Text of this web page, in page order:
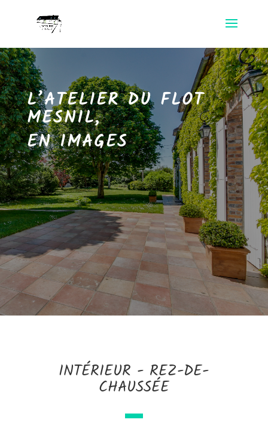
L’ATELIER DU FLOT
MESNIL,
EN IMAGES
INTÉRIEUR - REZ-DE-
CHAUSSÉE